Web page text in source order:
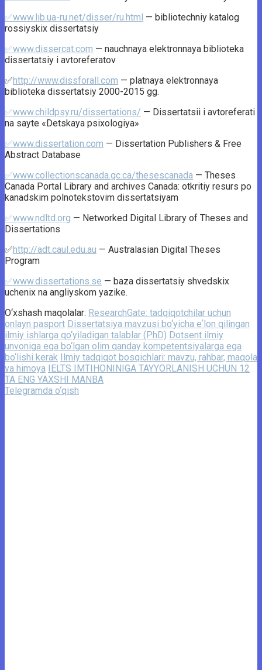
✅www.lib.ua-ru.net/disser/ru.html — bibliotechniy katalog
rossiyskix dissertatsiy
✅www.dissercat.com — nauchnaya elektronnaya biblioteka
dissertatsiy i avtoreferatov
✅http://www.dissforall.com — platnaya elektronnaya
biblioteka dissertatsiy 2000-2015 gg.
✅www.childpsy.ru/dissertations/ — Dissertatsii i avtoreferati
na sayte «Detskaya psixologiya»
✅www.dissertation.com — Dissertation Publishers & Free
Abstract Database
✅www.collectionscanada.gc.ca/thesescanada — Theses
Canada Portal Library and archives Canada: otkritiy resurs po
kanadskim polnotekstovim dissertatsiyam
✅www.ndltd.org — Networked Digital Library of Theses and
Dissertations
✅http://adt.caul.edu.au — Australasian Digital Theses
Program
✅www.dissertations.se — baza dissertatsiy shvedskix
uchenix na angliyskom yazike.
O‘xshash maqolalar: ResearchGate: tadqiqotchilar uchun
onlayn pasport Dissertatsiya mavzusi bo‘yicha eʼlon qilingan
ilmiy ishlarga qo‘yiladigan talablar (PhD) Dotsent ilmiy
unvoniga ega bo‘lgan olim qanday kompetentsiyalarga ega
bo‘lishi kerak Ilmiy tadqiqot bosqichlari: mavzu, rahbar, maqola
va himoya IELTS IMTIHONINIGA TAYYORLANISH UCHUN 12
TA ENG YAXSHI MANBA
Telegramda o‘qish